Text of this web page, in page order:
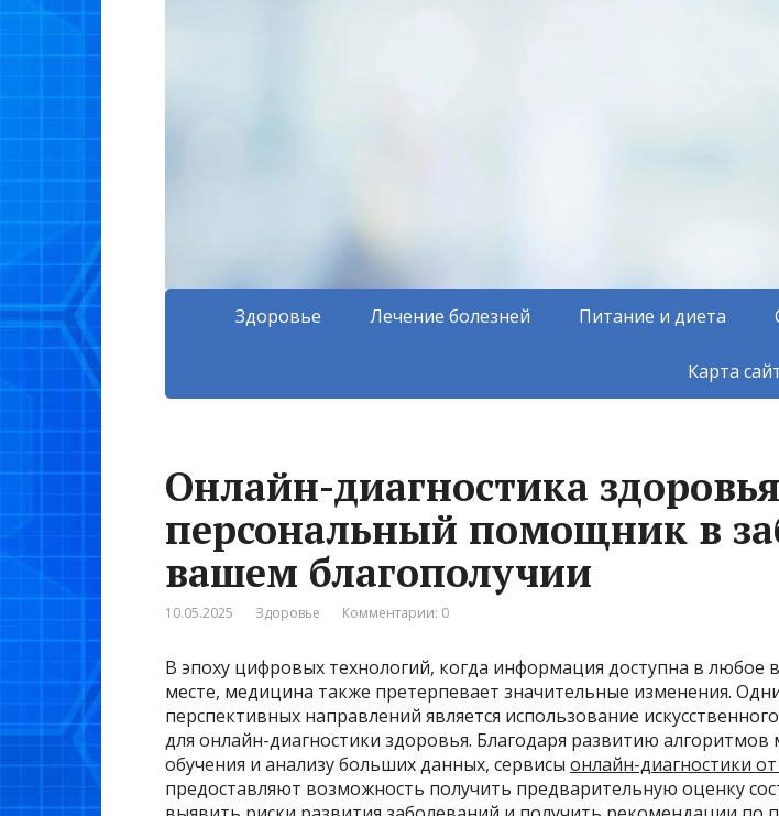
Здоровье Лечение болезней Питание и диета
Карта
Онлайн-диагностика
персональный помощник в
вашем благополучии
10.05.2025 Здоровье Комментарии: 0
В эпоху цифровых технологий, когда информация доступна в любое
месте, медицина также претерпевает значительные изменения.
перспективных направлений является использование
для онлайн-диагностики здоровья. Благодаря развитию
обучения и анализу больших данных, сервисы онлайн-диагностики
предоставляют возможность получить предварительную оценку